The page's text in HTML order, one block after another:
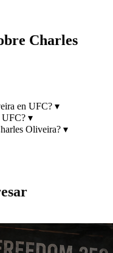
Charles
en UFC? ▾
UFC? ▾
Oliveira? ▾